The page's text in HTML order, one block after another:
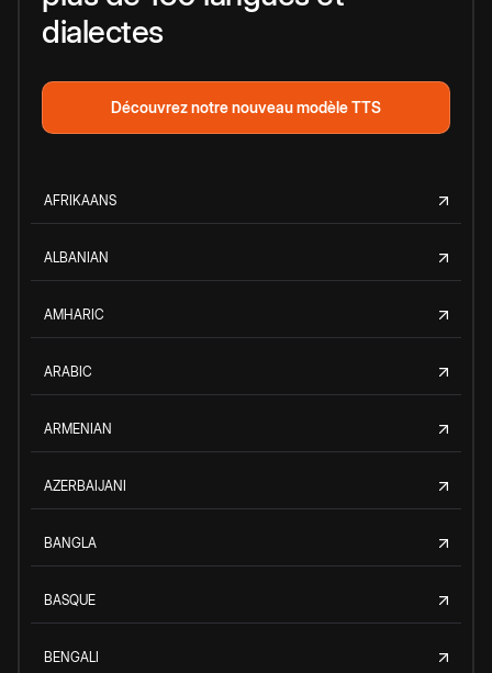
dialectes
Découvrez notre nouveau modèle TTS
AFRIKAANS
ALBANIAN
AMHARIC
ARABIC
ARMENIAN
AZERBAIJANI
BANGLA
BASQUE
BENGALI